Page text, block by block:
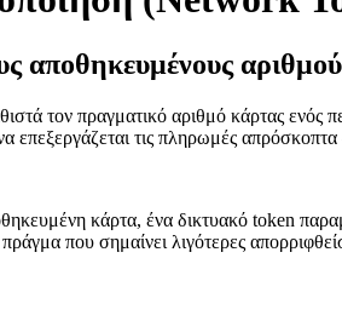
αποθηκευμένους
τον πραγματικό αριθμό κάρτας
επεξεργάζεται τις πληρωμές
κάρτα, ένα δικτυακό token
που σημαίνει λιγότερες